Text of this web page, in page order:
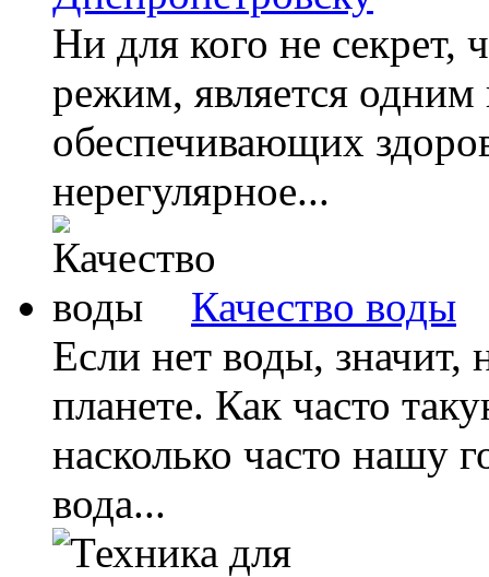
Ни для кого не секрет,
режим, является
обеспечивающих
нерегулярное...
Качество воды
Если нет воды,
планете. Как часто
насколько часто нашу
вода...